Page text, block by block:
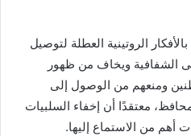
الروتينية العطلة لتوصيل
الشفافية ويخاف من ظهور
ومنعهم من الوصول إلى
معتقدًا أن إخفاء السلبيات
أهم من الاستماع إليها.